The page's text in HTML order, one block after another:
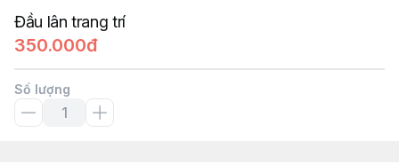
Đầu lân trang trí
350.000đ
Số lượng